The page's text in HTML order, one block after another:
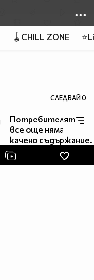
🪀CHILL ZONE
СЛЕДВАЙ0
Потребителят
все още няма
качено съдържание.